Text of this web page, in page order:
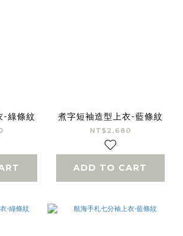
-綠條紋 煮字短袖造型上衣-藍條紋
NT$2,680
ADD TO CART